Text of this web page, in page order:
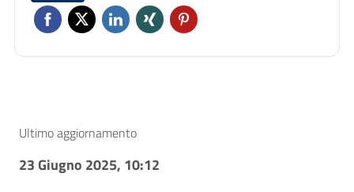
Ultimo aggiornamento
23 Giugno 2025, 10:12